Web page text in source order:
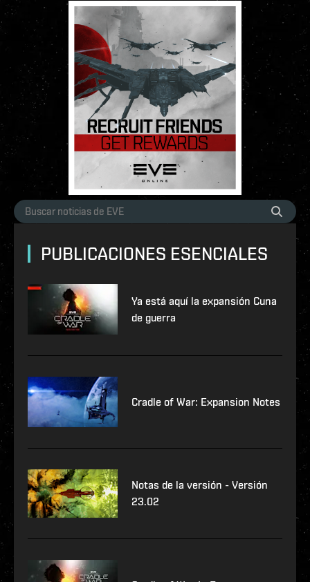
PUBLICACIONES ESENCIALES
Ya está aquí la expansión Cuna
de guerra
Cradle of War: Expansion Notes
Notas de la versión - Versión
23.02